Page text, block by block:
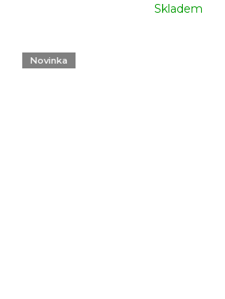
Skladem
Novinka